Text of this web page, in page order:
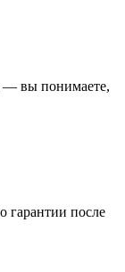
— вы понимаете,
гарантии после